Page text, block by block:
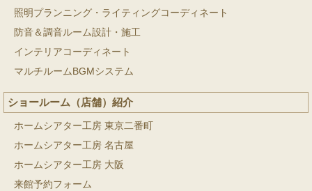
照明プランニング・ライティングコーディネート
防音＆調音ルーム設計・施工
インテリアコーディネート
マルチルームBGMシステム
ショールーム（店舗）紹介
ホームシアター工房 東京二番町
ホームシアター工房 名古屋
ホームシアター工房 大阪
来館予約フォーム